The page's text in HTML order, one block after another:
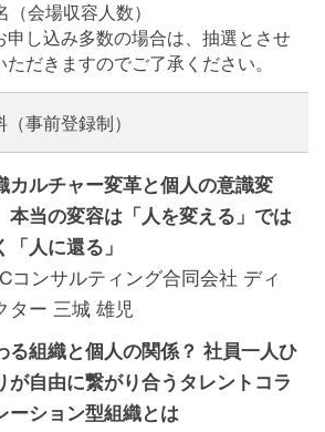
（会場収容人数）
し込み多数の場合は、抽選とさせ
ただきますのでご了承ください。
（事前登録制）
カルチャー変革と個人の意識変
当の変容は「人を変える」では
「人に還る」
コンサルティング合同会社 ディ
ター 三城 雄児
る組織と個人の関係？ 社員一人ひ
が自由に繋がり合うタレントコラ
ーション型組織とは